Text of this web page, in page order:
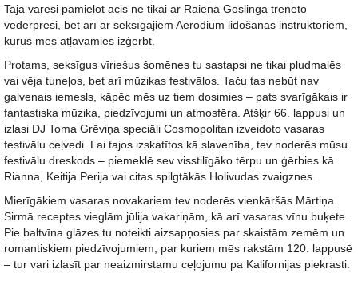
Tajā varēsi pamielot acis ne tikai ar Raiena Goslinga trenēto
vēderpresi, bet arī ar seksīgajiem Aerodium lidošanas instruktoriem,
kurus mēs atļāvāmies izģērbt.
Protams, seksīgus vīriešus šomēnes tu sastapsi ne tikai pludmalēs
vai vēja tuneļos, bet arī mūzikas festivālos. Taču tas nebūt nav
galvenais iemesls, kāpēc mēs uz tiem dosimies – pats svarīgākais ir
fantastiska mūzika, piedzīvojumi un atmosfēra. Atšķir 66. lappusi un
izlasi DJ Toma Grēviņa speciāli Cosmopolitan izveidoto vasaras
festivālu ceļvedi. Lai tajos izskatītos kā slavenība, tev noderēs mūsu
festivālu dreskods – piemeklē sev visstilīgāko tērpu un ģērbies kā
Rianna, Keitija Perija vai citas spilgtākās Holivudas zvaigznes.
Mierīgākiem vasaras novakariem tev noderēs vienkāršās Mārtiņa
Sirmā receptes vieglām jūlija vakariņām, kā arī vasaras vīnu buķete.
Pie baltvīna glāzes tu noteikti aizsapņosies par skaistām zemēm un
romantiskiem piedzīvojumiem, par kuriem mēs rakstām 120. lappusē
– tur vari izlasīt par neaizmirstamu ceļojumu pa Kalifornijas piekrasti.